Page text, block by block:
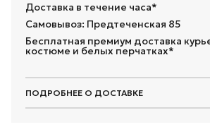
Доставка в течение часа*
Самовывоз: Предтеченская 85
Бесплатная премиум доставка
костюме и белых перчатках*
ПОДРОБНЕЕ О ДОСТАВКЕ